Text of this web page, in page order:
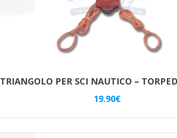
TRIANGOLO PER SCI NAUTICO –
19.90€